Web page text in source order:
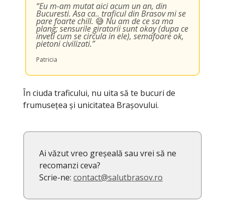
“Eu m-am mutat aici acum un an, din
Bucuresti. Asa ca.. traficul din Brasov mi se
pare foarte chill. 😅 Nu am de ce sa ma
plang; sensurile giratorii sunt okay (dupa ce
inveti cum se circula in ele), semafoare ok,
pietoni civilizati.”
Patricia
În ciuda traficului, nu uita să te bucuri de
frumusețea și unicitatea Brașovului.
Ai văzut vreo greșeală sau vrei să ne
recomanzi ceva?
Scrie-ne: contact@salutbrasov.ro